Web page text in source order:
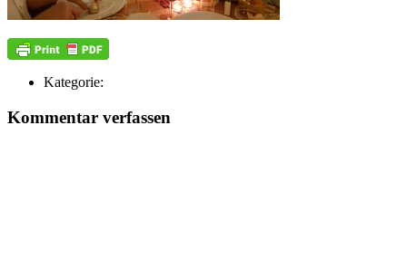
Kategorie:
Kommentar verfassen